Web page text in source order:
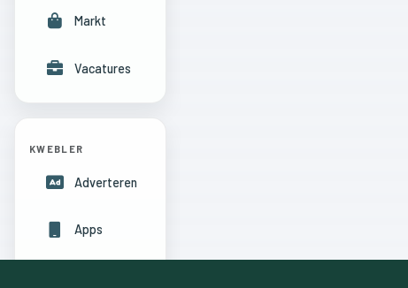
Markt
Vacatures
KWEBLER
Adverteren
Apps